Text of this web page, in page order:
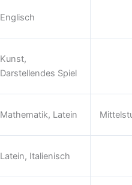
Englisch
Kunst,
Darstellendes Spiel
Mathematik, Latein
Latein, Italienisch